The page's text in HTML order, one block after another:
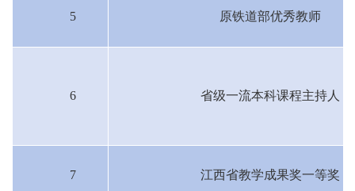
5 原铁道部优秀教师
6 省级一流本科课程主持人
7 江西省教学成果奖一等奖